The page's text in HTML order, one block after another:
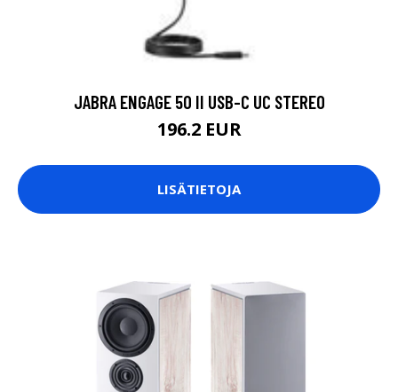
JABRA ENGAGE 50 II USB-C UC STEREO
196.2 EUR
LISÄTIETOJA